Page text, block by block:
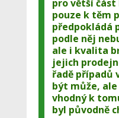
pro větší
pouze k těm
předpokládá
podle něj
ale i kvalita
jejich
řadě případů
být může,
vhodný k
byl původně